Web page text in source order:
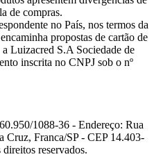
de compras.
no País, nos termos da
propostas de cartão de
Luizacred S.A Sociedade de
inscrita no CNPJ sob o nº
1088-36 - Endereço: Rua
Franca/SP - CEP 14.403-
reservados.